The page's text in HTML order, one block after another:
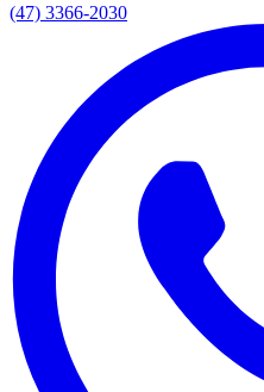
(47) 3366-2030